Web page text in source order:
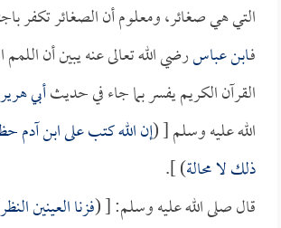
التي هي صغائر، ومعلوم أن الصغائر تكفر
فـابن عباسرضي الله تعالى عنه يبين أن
القرآن الكريم يفسر بما جاء في حديثأبي
الله عليه وسلم [ (إن الله كتب على ابن آدم
ذلك لا محالة) ].
قال صلى الله عليه وسلم: [ (فزنا العينين النظر